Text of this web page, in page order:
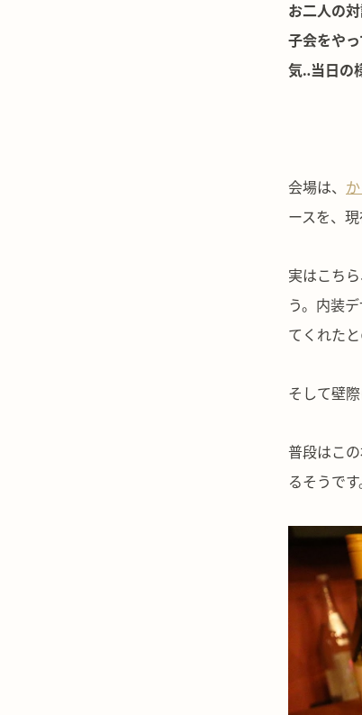
お二人の
子会をや
気‥当日の
会場は、
ースを、
実はこち
う。内装
てくれた
そして壁
普段はこ
るそうで